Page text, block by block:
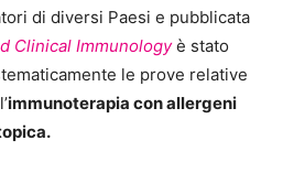
di diversi Paesi e pubblicata
Clinical Immunologyè stato
le prove relative
immunoterapia con allergeni